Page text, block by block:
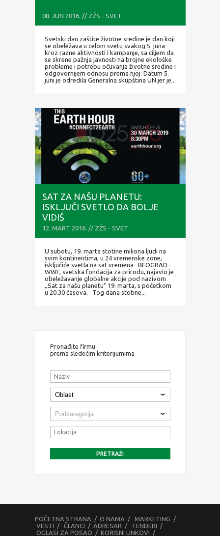
08. JUN 2016. // ZŽS - SVET
Svetski dan zaštite životne sredine je dan koji
se obeležava u celom svetu svakog 5. juna
kroz razne aktivnosti i kampanje, sa ciljem da
se skrene pažnja javnosti na brojne ekološke
probleme i potrebu očuvanja životne sredine i
odgovornijem odnosu prema njoj. Datum 5.
juni je odredila Generalna skupština UN jer je...
SAT ZA NAŠU PLANETU:
ISKLJUČI SVETLO DA BOLJE
VIDIŠ
12. MART 2016. // ZŽS - SVET
U subotu, 19. marta stotine miliona ljudi na
svim kontinentima, u 24 vremenske zone,
isključiće svetla na sat vremena BEOGRAD -
WWF, svetska fondacija za prirodu, najavio je
obeležavanje globalne akcije pod nazivom
„Sat za našu planetu“ 19. marta, s početkom
u 20.30 časova. Tog dana stotine...
Pronađite firmu
prema sledećim kriterijumima
POČETNA STRANA / O NAMA / MARKETING /
VESTI / ČLANCI / ADRESAR / TENDERI /
OGLASI ZA POSAO / KORISNI LINKOVI /